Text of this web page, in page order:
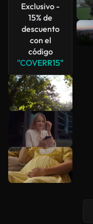
Exclusivo -
15% de
descuento
con el
código
"COVERR15"